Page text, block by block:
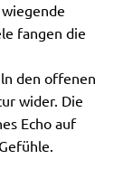
fangen die
den offenen
wider. Die
Echo auf